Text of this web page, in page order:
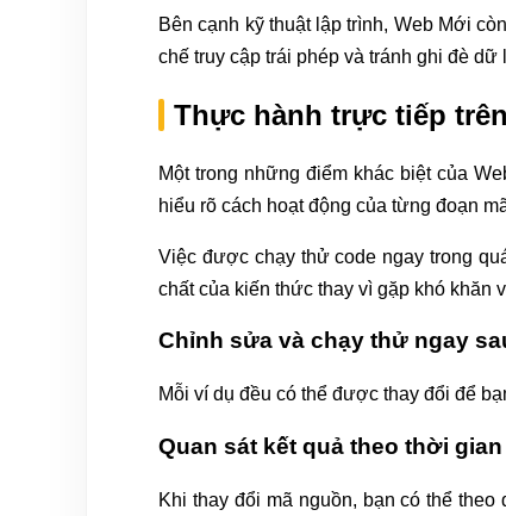
Bên cạnh kỹ thuật lập trình, Web Mới
chế truy cập trái phép và tránh ghi đè dữ
Thực hành trực tiếp
Một trong những điểm khác biệt của
hiểu rõ cách hoạt động của từng đoạn
Việc được chạy thử code ngay trong
chất của kiến thức thay vì gặp khó khăn
Chỉnh sửa và chạy thử ngay
Mỗi ví dụ đều có thể được thay đổi để
Quan sát kết quả theo thời
Khi thay đổi mã nguồn, bạn có thể